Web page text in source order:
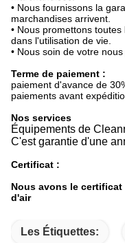
• Nous fournissons la
marchandises arrivent.
• Nous promettons
dans l'utilisation de vie.
• Nous soin de votre
Terme de paiement :
paiement d'avance de
paiements avant
Nos services
Équipements de
C'est garantie d'une
Certificat :
Nous avons le certificat
d'air
Les Étiquettes: